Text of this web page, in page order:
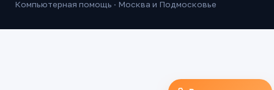
Компьютерная помощь · Москва и Подмосковье